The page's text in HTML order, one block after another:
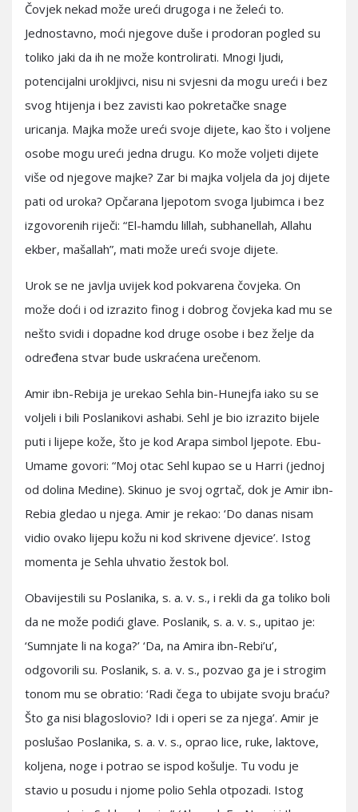
Čovjek nekad može ureći drugoga i ne želeći to.
Jednostavno, moći njegove duše i prodoran pogled su
toliko jaki da ih ne može kontrolirati. Mnogi ljudi,
potencijalni urokljivci, nisu ni svjesni da mogu ureći i bez
svog htijenja i bez zavisti kao pokretačke snage
uricanja. Majka može ureći svoje dijete, kao što i voljene
osobe mogu ureći jedna drugu. Ko može voljeti dijete
više od njegove majke? Zar bi majka voljela da joj dijete
pati od uroka? Opčarana ljepotom svoga ljubimca i bez
izgovorenih riječi: “El-hamdu lillah, subhanellah, Allahu
ekber, mašallah”, mati može ureći svoje dijete.
Urok se ne javlja uvijek kod pokvarena čovjeka. On
može doći i od izrazito finog i dobrog čovjeka kad mu se
nešto svidi i dopadne kod druge osobe i bez želje da
određena stvar bude uskraćena urečenom.
Amir ibn-Rebija je urekao Sehla bin-Hunejfa iako su se
voljeli i bili Poslanikovi ashabi. Sehl je bio izrazito bijele
puti i lijepe kože, što je kod Arapa simbol ljepote. Ebu-
Umame govori: “Moj otac Sehl kupao se u Harri (jednoj
od dolina Medine). Skinuo je svoj ogrtač, dok je Amir ibn-
Rebia gledao u njega. Amir je rekao: ‘Do danas nisam
vidio ovako lijepu kožu ni kod skrivene djevice’. Istog
momenta je Sehla uhvatio žestok bol.
Obavijestili su Poslanika, s. a. v. s., i rekli da ga toliko boli
da ne može podići glave. Poslanik, s. a. v. s., upitao je:
‘Sumnjate li na koga?’ ‘Da, na Amira ibn-Rebi’u’,
odgovorili su. Poslanik, s. a. v. s., pozvao ga je i strogim
tonom mu se obratio: ‘Radi čega to ubijate svoju braću?
Što ga nisi blagoslovio? Idi i operi se za njega’. Amir je
poslušao Poslanika, s. a. v. s., oprao lice, ruke, laktove,
koljena, noge i potrao se ispod košulje. Tu vodu je
stavio u posudu i njome polio Sehla otpozadi. Istog